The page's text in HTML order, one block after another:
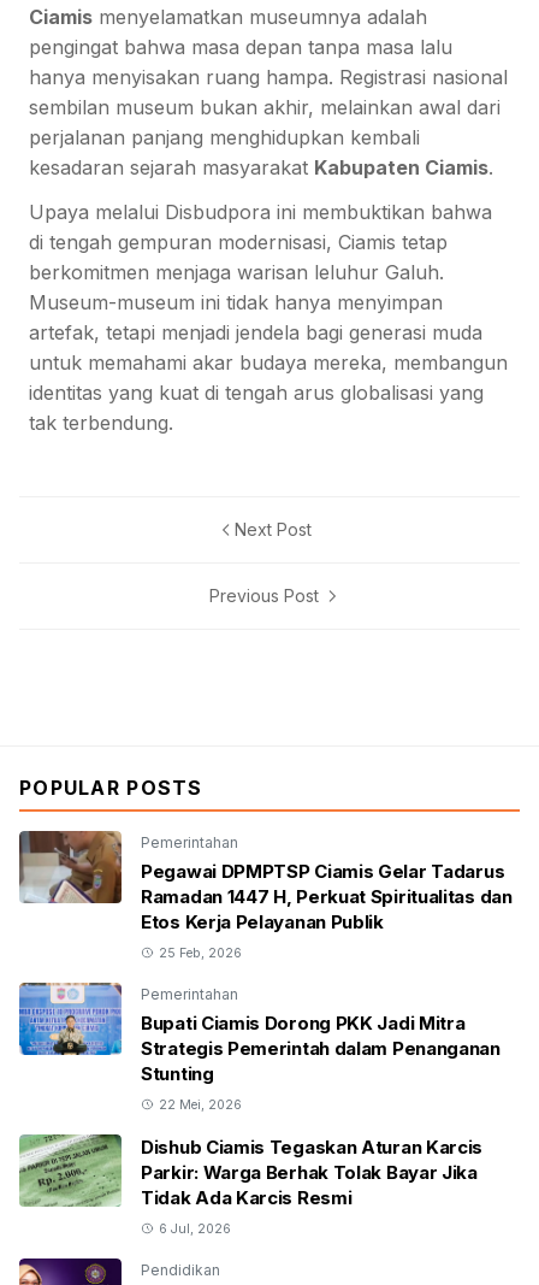
Ciamis menyelamatkan museumnya adalah
pengingat bahwa masa depan tanpa masa lalu
hanya menyisakan ruang hampa. Registrasi nasional
sembilan museum bukan akhir, melainkan awal dari
perjalanan panjang menghidupkan kembali
kesadaran sejarah masyarakat Kabupaten Ciamis.
Upaya melalui Disbudpora ini membuktikan bahwa
di tengah gempuran modernisasi, Ciamis tetap
berkomitmen menjaga warisan leluhur Galuh.
Museum-museum ini tidak hanya menyimpan
artefak, tetapi menjadi jendela bagi generasi muda
untuk memahami akar budaya mereka, membangun
identitas yang kuat di tengah arus globalisasi yang
tak terbendung.
Next Post
Previous Post
POPULAR POSTS
Pemerintahan
Pegawai DPMPTSP Ciamis Gelar Tadarus
Ramadan 1447 H, Perkuat Spiritualitas dan
Etos Kerja Pelayanan Publik
25 Feb, 2026
Pemerintahan
Bupati Ciamis Dorong PKK Jadi Mitra
Strategis Pemerintah dalam Penanganan
Stunting
22 Mei, 2026
Dishub Ciamis Tegaskan Aturan Karcis
Parkir: Warga Berhak Tolak Bayar Jika
Tidak Ada Karcis Resmi
6 Jul, 2026
Pendidikan